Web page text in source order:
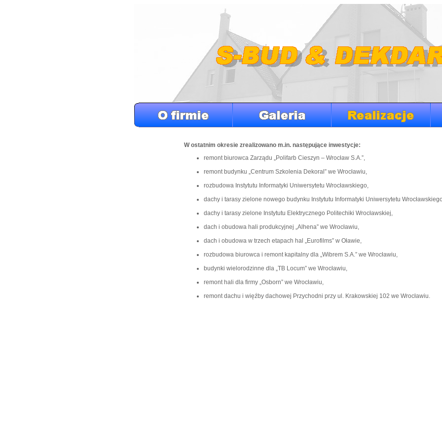
W ostatnim okresie zrealizowano m.in. następujące inwestycje:
remont biurowca Zarządu „Polifarb Cieszyn – Wrocław S.A.”,
remont budynku „Centrum Szkolenia Dekoral” we Wrocławiu,
rozbudowa Instytutu Informatyki Uniwersytetu Wrocławskiego,
dachy i tarasy zielone nowego budynku Instytutu Informatyki Uniwersytetu
dachy i tarasy zielone Instytutu Elektrycznego Politechiki Wrocławskiej,
dach i obudowa hali produkcyjnej „Alhena” we Wrocławiu,
dach i obudowa w trzech etapach hal „Eurofilms” w Oławie,
rozbudowa biurowca i remont kapitalny dla „Wibrem S.A.” we Wrocławiu,
budynki wielorodzinne dla „TB Locum” we Wrocławiu,
remont hali dla firmy „Osborn” we Wrocławiu,
remont dachu i więźby dachowej Przychodni przy ul. Krakowskiej 102 we Wrocławiu.